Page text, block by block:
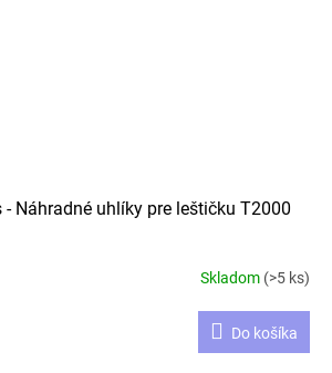
- Náhradné uhlíky pre leštičku T2000
Skladom (>5 ks)
Do košíka